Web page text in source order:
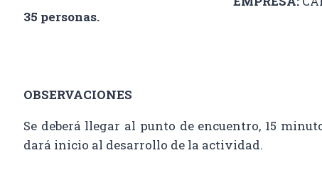
35 personas.
OBSERVACIONES
Se deberá llegar al punto de encuentro, 15
dará inicio al desarrollo de la actividad.